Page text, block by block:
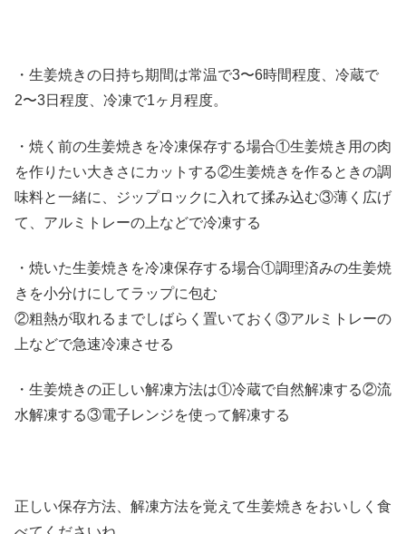
・生姜焼きの日持ち期間は常温で3〜6時間程度、冷蔵で
2〜3日程度、冷凍で1ヶ月程度。
・焼く前の生姜焼きを冷凍保存する場合①生姜焼き用の肉
を作りたい大きさにカットする②生姜焼きを作るときの調
味料と一緒に、ジップロックに入れて揉み込む③薄く広げ
て、アルミトレーの上などで冷凍する
・焼いた生姜焼きを冷凍保存する場合①調理済みの生姜焼
きを小分けにしてラップに包む
②粗熱が取れるまでしばらく置いておく③アルミトレーの
上などで急速冷凍させる
・生姜焼きの正しい解凍方法は①冷蔵で自然解凍する②流
水解凍する③電子レンジを使って解凍する
正しい保存方法、解凍方法を覚えて生姜焼きをおいしく食